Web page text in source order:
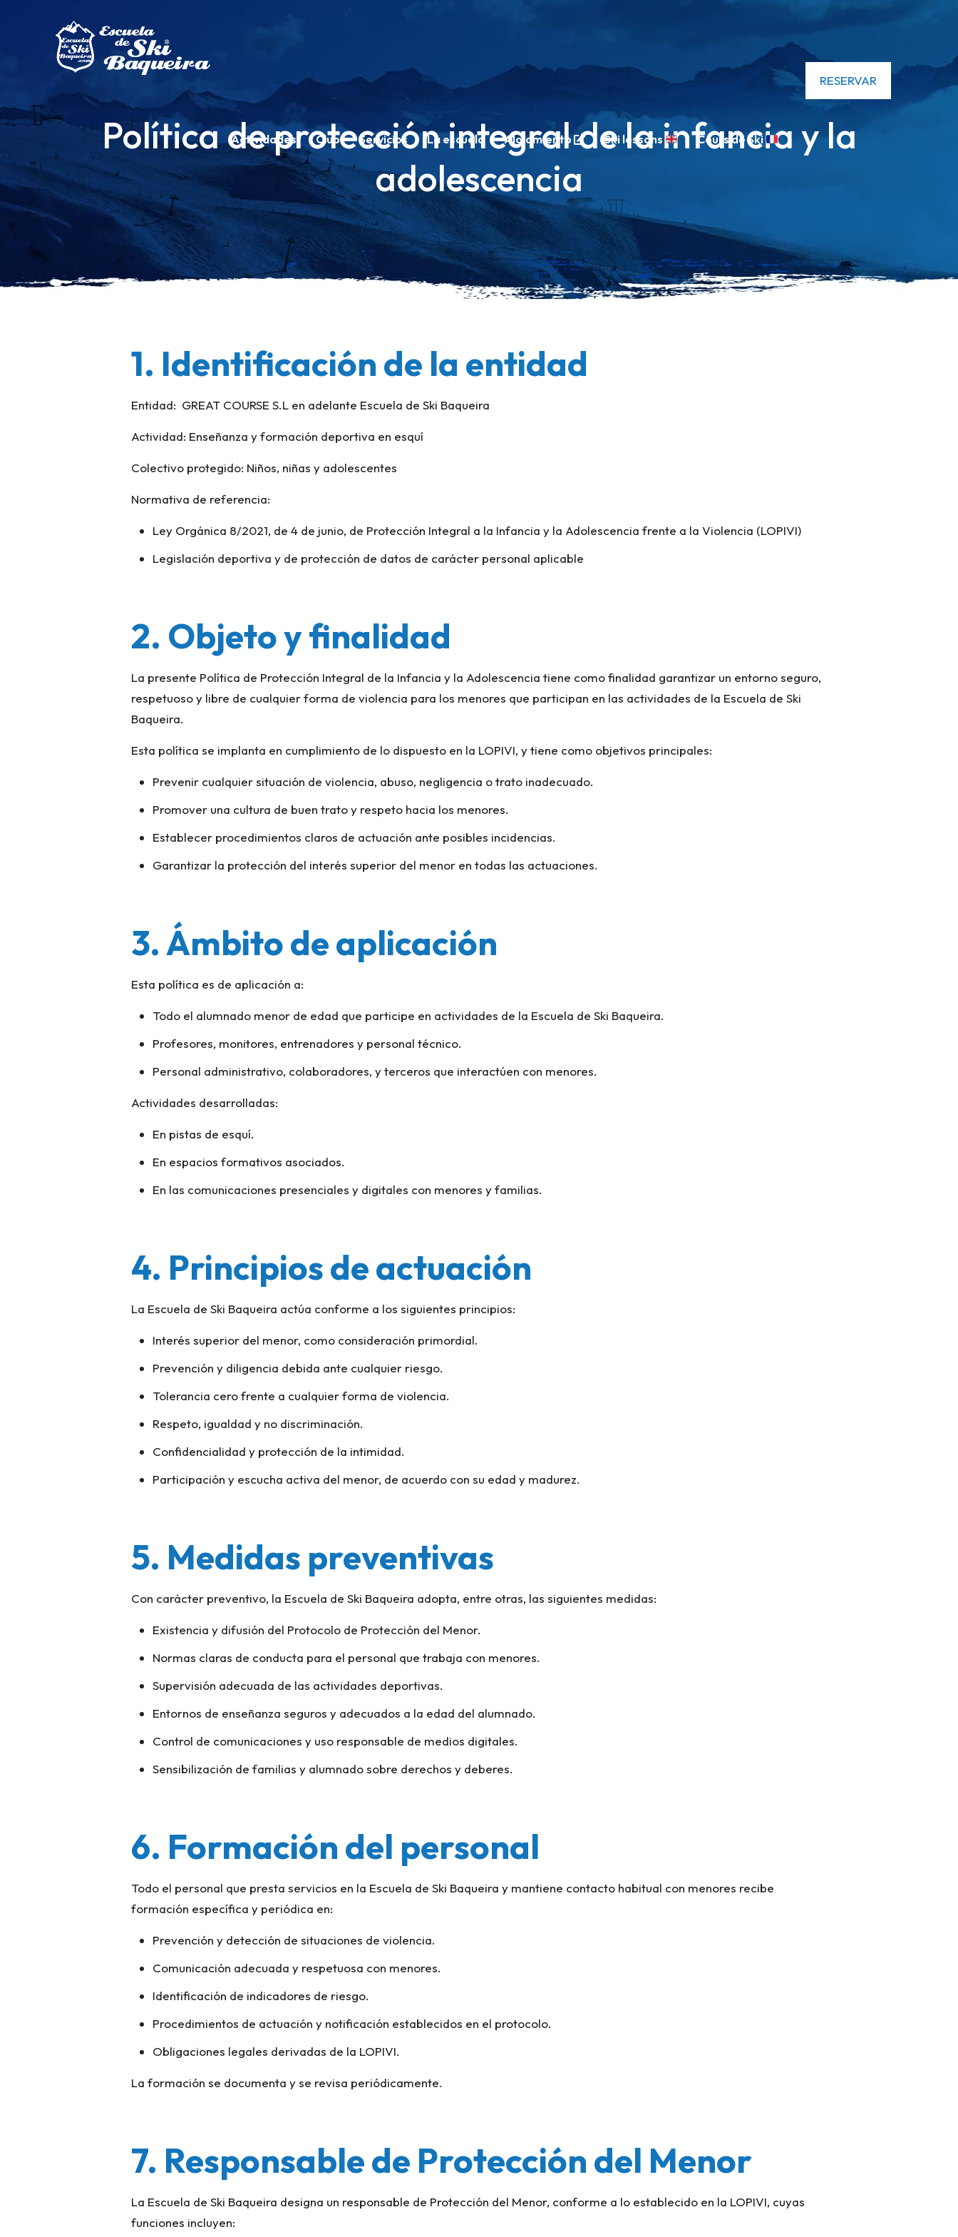
Actividades Club Servicios La escuela Alojamiento Ski lessons Cours de Ski
RESERVAR
Política de protección integral de la infancia y la
adolescencia
1. Identificación de la entidad
Entidad: GREAT COURSE S.L en adelante Escuela de Ski Baqueira
Actividad: Enseñanza y formación deportiva en esquí
Colectivo protegido: Niños, niñas y adolescentes
Normativa de referencia:
Ley Orgánica 8/2021, de 4 de junio, de Protección Integral a la Infancia y la Adolescencia frente a la Violencia (LOPIVI)
Legislación deportiva y de protección de datos de carácter personal aplicable
2. Objeto y finalidad
La presente Política de Protección Integral de la Infancia y la Adolescencia tiene como finalidad garantizar un entorno seguro,
respetuoso y libre de cualquier forma de violencia para los menores que participan en las actividades de la Escuela de Ski
Baqueira.
Esta política se implanta en cumplimiento de lo dispuesto en la LOPIVI, y tiene como objetivos principales:
Prevenir cualquier situación de violencia, abuso, negligencia o trato inadecuado.
Promover una cultura de buen trato y respeto hacia los menores.
Establecer procedimientos claros de actuación ante posibles incidencias.
Garantizar la protección del interés superior del menor en todas las actuaciones.
3. Ámbito de aplicación
Esta política es de aplicación a:
Todo el alumnado menor de edad que participe en actividades de la Escuela de Ski Baqueira.
Profesores, monitores, entrenadores y personal técnico.
Personal administrativo, colaboradores, y terceros que interactúen con menores.
Actividades desarrolladas:
En pistas de esquí.
En espacios formativos asociados.
En las comunicaciones presenciales y digitales con menores y familias.
4. Principios de actuación
La Escuela de Ski Baqueira actúa conforme a los siguientes principios:
Interés superior del menor, como consideración primordial.
Prevención y diligencia debida ante cualquier riesgo.
Tolerancia cero frente a cualquier forma de violencia.
Respeto, igualdad y no discriminación.
Confidencialidad y protección de la intimidad.
Participación y escucha activa del menor, de acuerdo con su edad y madurez.
5. Medidas preventivas
Con carácter preventivo, la Escuela de Ski Baqueira adopta, entre otras, las siguientes medidas:
Existencia y difusión del Protocolo de Protección del Menor.
Normas claras de conducta para el personal que trabaja con menores.
Supervisión adecuada de las actividades deportivas.
Entornos de enseñanza seguros y adecuados a la edad del alumnado.
Control de comunicaciones y uso responsable de medios digitales.
Sensibilización de familias y alumnado sobre derechos y deberes.
6. Formación del personal
Todo el personal que presta servicios en la Escuela de Ski Baqueira y mantiene contacto habitual con menores recibe
formación específica y periódica en:
Prevención y detección de situaciones de violencia.
Comunicación adecuada y respetuosa con menores.
Identificación de indicadores de riesgo.
Procedimientos de actuación y notificación establecidos en el protocolo.
Obligaciones legales derivadas de la LOPIVI.
La formación se documenta y se revisa periódicamente.
7. Responsable de Protección del Menor
La Escuela de Ski Baqueira designa un responsable de Protección del Menor, conforme a lo establecido en la LOPIVI, cuyas
funciones incluyen: